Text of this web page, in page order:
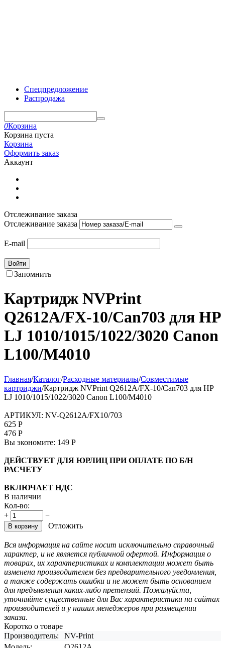
Спецпредложение
Распродажа
0Корзина
Корзина пуста
Корзина
Оформить заказ
Аккаунт
Отслеживание заказа
Отслеживание заказа
E-mail
Войти
Запомнить
Картридж NVPrint
Q2612A/FX-10/Can703 для HP
LJ 1010/1015/1022/3020 Canon
L100/M4010
Главная/Каталог/Расходные материалы/Совместимые
картриджи/Картридж NVPrint Q2612A/FX-10/Can703 для HP
LJ 1010/1015/1022/3020 Canon L100/M4010
АРТИКУЛ: NV-Q2612A/FX10/703
625 Р
476 Р
Вы экономите: 149 Р
ДЕЙСТВУЕТ ДЛЯ ЮРЛИЦ ПРИ ОПЛАТЕ ПО Б/Н
РАСЧЕТУ
ВКЛЮЧАЕТ НДС
В наличии
Кол-во:
+
−
В корзину Отложить
Вся информация на сайте носит исключительно справочный
характер, и не является публичной офертой. Информация о
товарах, их характеристиках и комплектации может быть
изменена производителем без предварительного уведомления,
а также содержать ошибки и не может быть основанием
для предъявления каких-либо претензий. Пожалуйста,
уточняйте существенные для Вас характеристики на сайтах
производителей и у наших менеджеров при размещении
заказа.
Коротко о товаре
Производитель:
NV-Print